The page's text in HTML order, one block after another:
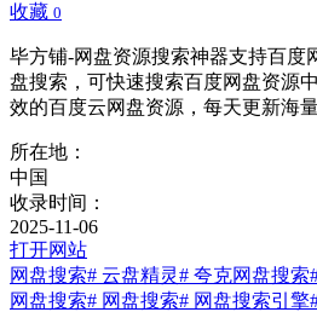
收藏 0
毕方铺-网盘资源搜索神器支持百度
盘搜索，可快速搜索百度网盘资源
效的百度云网盘资源，每天更新海量
所在地：
中国
收录时间：
2025-11-06
打开网站
网盘搜索# 云盘精灵# 夸克网盘搜索
网盘搜索# 网盘搜索# 网盘搜索引擎